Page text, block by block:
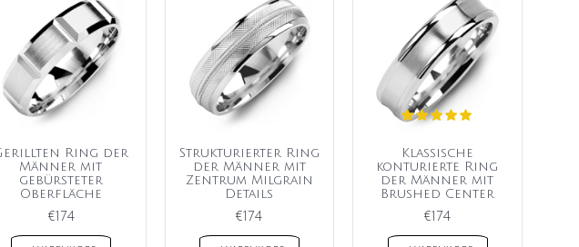
Ring der
Männer mit
gebürsteter
Oberfläche
€174
Strukturierter Ring
der Männer mit
Zentrum Milgrain
Details
€174
Klassische
konturierte Ring
der Männer mit
Brushed Center
€174